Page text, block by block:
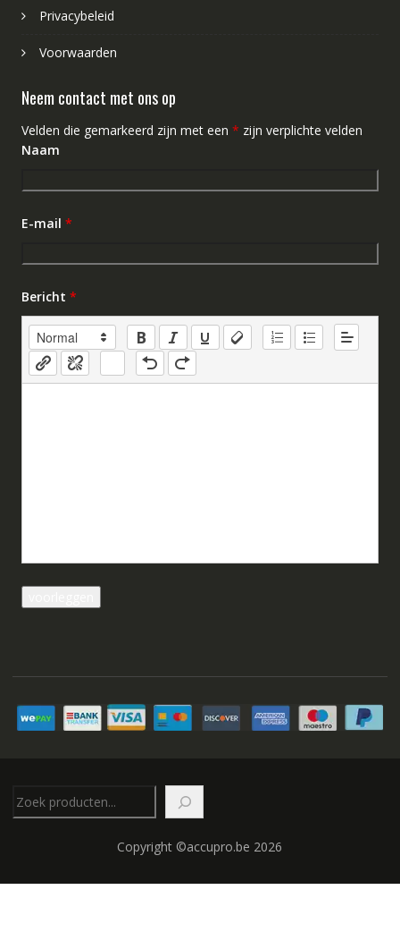
Privacybeleid
Voorwaarden
Neem contact met ons op
Velden die gemarkeerd zijn met een * zijn verplichte velden
Naam
E-mail *
Bericht *
Copyright ©accupro.be 2026